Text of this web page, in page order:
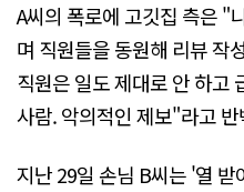
A씨의 폭로에 고깃집 측은 "
며 직원들을 동원해 리뷰 작
직원은 일도 제대로 안 하고
사람. 악의적인 제보"라고
지난 29일 손님 B씨는 '열